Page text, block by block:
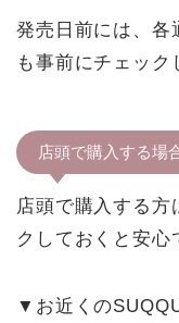
発売日前には、各
も事前にチェック
店頭で購入する場
店頭で購入する方
クしておくと安心
▼お近くの